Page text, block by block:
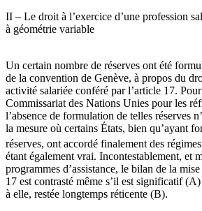
II – Le droit à l’exercice d’une profession
à géométrie variable
Un certain nombre de réserves ont été
de la convention de Genève, à propos du
activité salariée conféré par l’article 17.
Commissariat des Nations Unies pour les
l’absence de formulation de telles réserves
la mesure où certains États, bien qu’ayant
réserves, ont accordé finalement des
étant également vrai. Incontestablement, et
programmes d’assistance, le bilan de la
17 est contrasté même s’il est significatif
à elle, restée longtemps réticente (B).